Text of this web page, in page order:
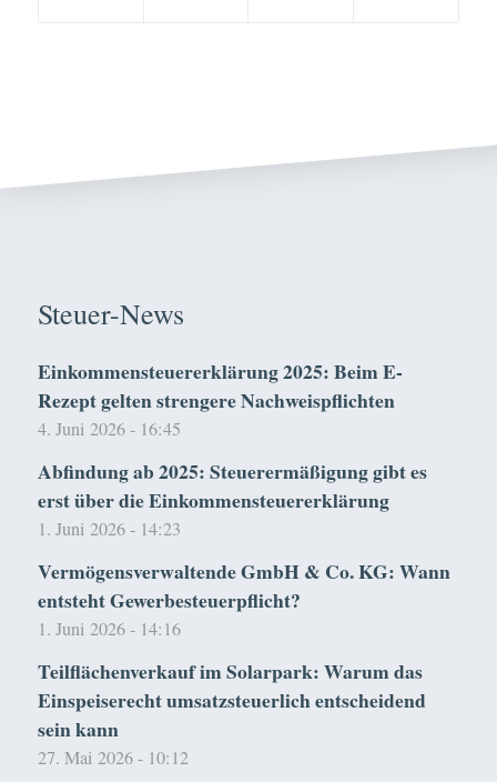
Steuer-News
Einkommensteuererklärung 2025: Beim E-
Rezept gelten strengere Nachweispflichten
4. Juni 2026 - 16:45
Abfindung ab 2025: Steuerermäßigung gibt es
erst über die Einkommensteuererklärung
1. Juni 2026 - 14:23
Vermögensverwaltende GmbH & Co. KG: Wann
entsteht Gewerbesteuerpflicht?
1. Juni 2026 - 14:16
Teilflächenverkauf im Solarpark: Warum das
Einspeiserecht umsatzsteuerlich entscheidend
sein kann
27. Mai 2026 - 10:12